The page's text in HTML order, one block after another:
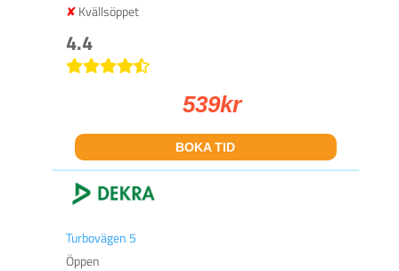
Kvällsöppet
4.4
539kr
BOKA TID
Turbovägen 5
Öppen